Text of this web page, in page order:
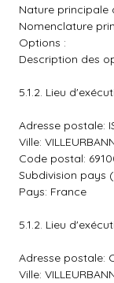
Nature principale
Nomenclature
Options :
Description des
5.1.2. Lieu
Adresse postale:
Ville:
Code postal:
Subdivision pays
Pays: France
5.1.2. Lieu
Adresse postale:
Ville: